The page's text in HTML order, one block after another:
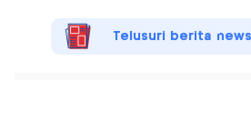
Telusuri berita